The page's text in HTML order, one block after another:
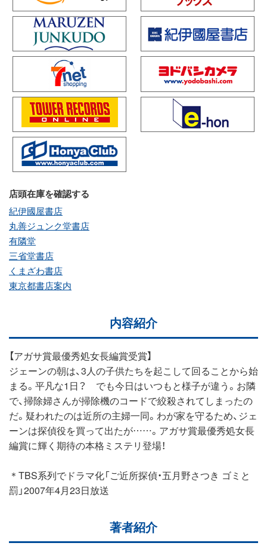
店頭在庫を確認する
紀伊國屋書店
丸善ジュンク堂書店
有隣堂
三省堂書店
くまざわ書店
東京都書店案内
内容紹介
【アガサ賞最優秀処女長編賞受賞】
ジェーンの朝は、3人の子供たちを起こして回ることから始
まる。平凡な1日？ でも今日はいつもと様子が違う。お隣
で、掃除婦さんが掃除機のコードで絞殺されてしまったの
だ。疑われたのは近所の主婦一同。わが家を守るため、ジェ
ーンは探偵役を買って出たが……。アガサ賞最優秀処女長
編賞に輝く期待の本格ミステリ登場！
＊TBS系列でドラマ化「ご近所探偵・五月野さつき ゴミと
罰」2007年4月23日放送
著者紹介